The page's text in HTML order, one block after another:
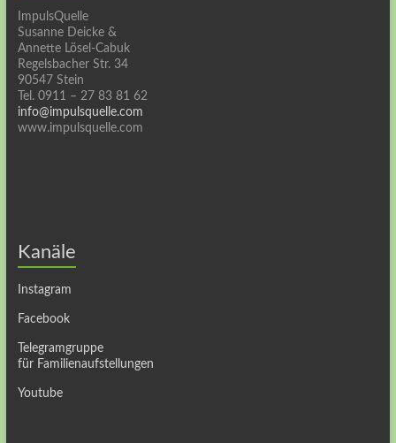
ImpulsQuelle
Susanne Deicke &
Annette Lösel-Cabuk
Regelsbacher Str. 34
90547 Stein
Tel. 0911 – 27 83 81 62
info@impulsquelle.com
www.impulsquelle.com
Kanäle
Instagram
Facebook
Telegramgruppe
für Familienaufstellungen
Youtube